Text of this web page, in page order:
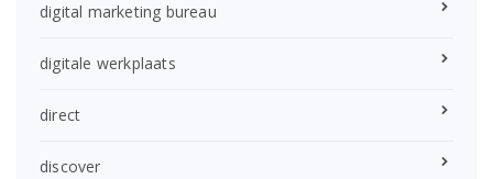
digital marketing bureau
digitale werkplaats
direct
discover